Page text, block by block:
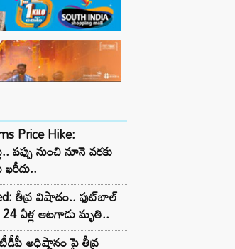
Price Hike:
పప్పు నుంచి నూనె వరకు
ఖరీదు..
తీవ్ర విషాదం.. ఫుట్‌బాల్
ఏళ్ల ఆటగాడు మృతి..
అధిష్టానం పై తీవ్ర